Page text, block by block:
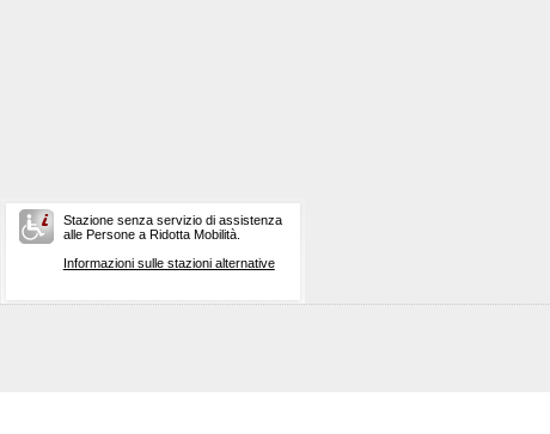
Stazione senza servizio di assistenza
alle Persone a Ridotta Mobilità.
Informazioni sulle stazioni alternative